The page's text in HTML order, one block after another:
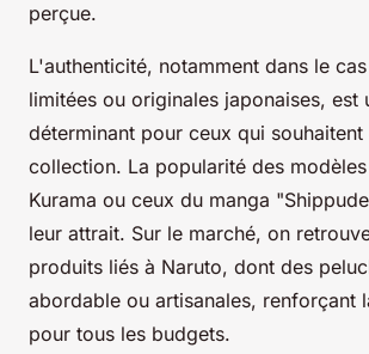
perçue.
L'authenticité, notamment dans le
limitées ou originales japonaises, est
déterminant pour ceux qui
collection. La popularité des
Kurama ou ceux du manga
leur attrait. Sur le marché, on
produits liés à Naruto, dont des
abordable ou artisanales, renforçant
pour tous les budgets.